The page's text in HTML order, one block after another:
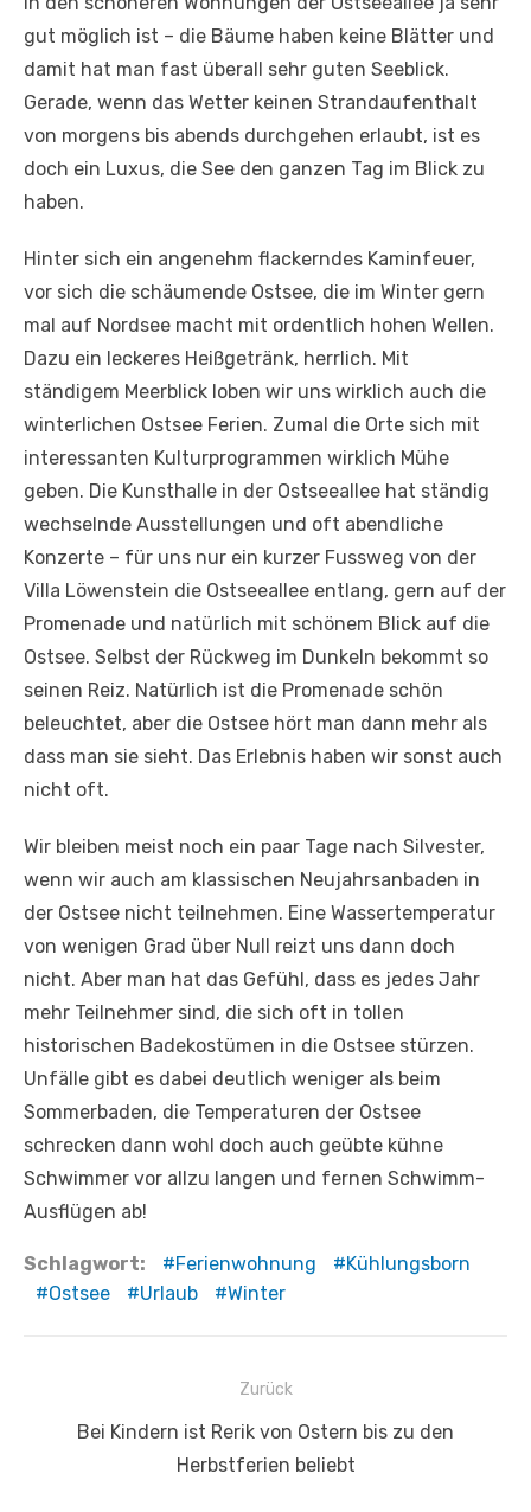
gut möglich ist – die Bäume haben keine Blätter und
damit hat man fast überall sehr guten Seeblick.
Gerade, wenn das Wetter keinen Strandaufenthalt
von morgens bis abends durchgehen erlaubt, ist es
doch ein Luxus, die See den ganzen Tag im Blick zu
haben.
Hinter sich ein angenehm flackerndes Kaminfeuer,
vor sich die schäumende Ostsee, die im Winter gern
mal auf Nordsee macht mit ordentlich hohen Wellen.
Dazu ein leckeres Heißgetränk, herrlich. Mit
ständigem Meerblick loben wir uns wirklich auch die
winterlichen Ostsee Ferien. Zumal die Orte sich mit
interessanten Kulturprogrammen wirklich Mühe
geben. Die Kunsthalle in der Ostseeallee hat ständig
wechselnde Ausstellungen und oft abendliche
Konzerte – für uns nur ein kurzer Fussweg von der
Villa Löwenstein die Ostseeallee entlang, gern auf der
Promenade und natürlich mit schönem Blick auf die
Ostsee. Selbst der Rückweg im Dunkeln bekommt so
seinen Reiz. Natürlich ist die Promenade schön
beleuchtet, aber die Ostsee hört man dann mehr als
dass man sie sieht. Das Erlebnis haben wir sonst auch
nicht oft.
Wir bleiben meist noch ein paar Tage nach Silvester,
wenn wir auch am klassischen Neujahrsanbaden in
der Ostsee nicht teilnehmen. Eine Wassertemperatur
von wenigen Grad über Null reizt uns dann doch
nicht. Aber man hat das Gefühl, dass es jedes Jahr
mehr Teilnehmer sind, die sich oft in tollen
historischen Badekostümen in die Ostsee stürzen.
Unfälle gibt es dabei deutlich weniger als beim
Sommerbaden, die Temperaturen der Ostsee
schrecken dann wohl doch auch geübte kühne
Schwimmer vor allzu langen und fernen Schwimm-
Ausflügen ab!
Schlagwort: Ferienwohnung
Kühlungsborn
Ostsee
Urlaub Winter
Beitragsnavigation
Zurück
Vorheriger
Bei Kindern ist Rerik von Ostern bis zu den
Herbstferien beliebt